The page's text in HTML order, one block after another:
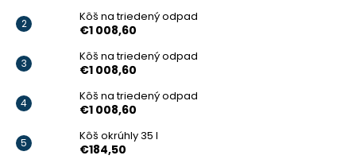
Kôš na triedený odpad
€1 008,60
Kôš na triedený odpad
€1 008,60
Kôš na triedený odpad
€1 008,60
Kôš okrúhly 35 l
€184,50